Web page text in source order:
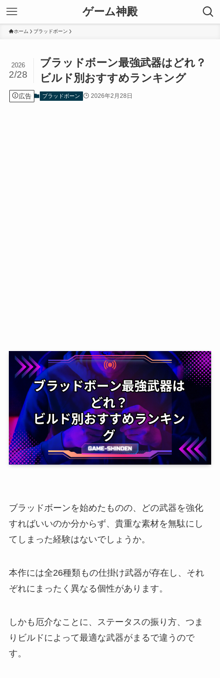
ゲーム神殿
ホーム ブラッドボーン
ブラッドボーン最強武器はどれ？
ビルド別おすすめランキング
2026
2/28
広告 ブラッドボーン 2026年2月28日
ブラッドボーンを始めたものの、どの武器を強化
すればいいのか分からず、貴重な素材を無駄にし
てしまった経験はないでしょうか。
本作には全26種類もの仕掛け武器が存在し、それ
ぞれにまったく異なる個性があります。
しかも厄介なことに、ステータスの振り方、つま
りビルドによって最適な武器がまるで違うので
す。